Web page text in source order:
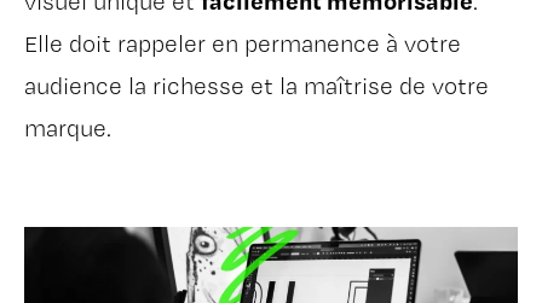
Elle doit rappeler en permanence à votre
audience la richesse et la maîtrise de votre
marque.